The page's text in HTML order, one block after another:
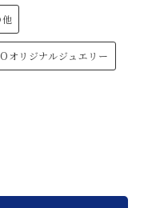
他
リジナルジュエリー